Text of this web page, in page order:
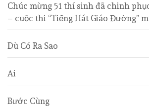
Chúc mừng 51 thí sinh đã chinh
– cuộc thi “Tiếng Hát Giáo Đường”
Dù Có Ra Sao
Ai
Bước Cùng